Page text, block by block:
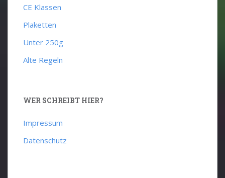
CE Klassen
Plaketten
Unter 250g
Alte Regeln
WER SCHREIBT HIER?
Impressum
Datenschutz